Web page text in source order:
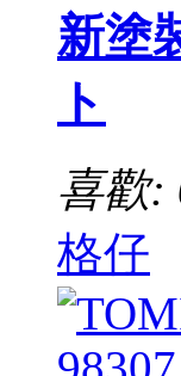
新塗
ト
喜歡
格仔